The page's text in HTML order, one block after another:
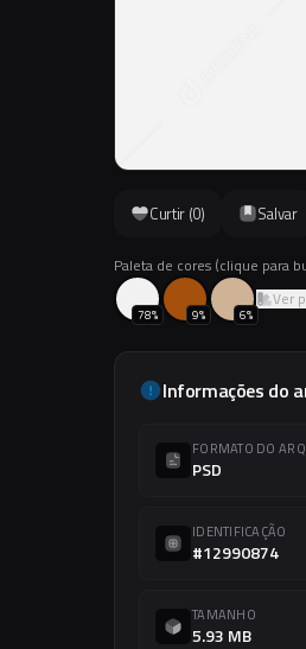
Curtir (0) Salvar
Paleta de cores (clique para
78% 9% 6%
Ver
Informações do
FORMATO DO
PSD
IDENTIFICAÇÃO
#12990874
TAMANHO
5.93 MB